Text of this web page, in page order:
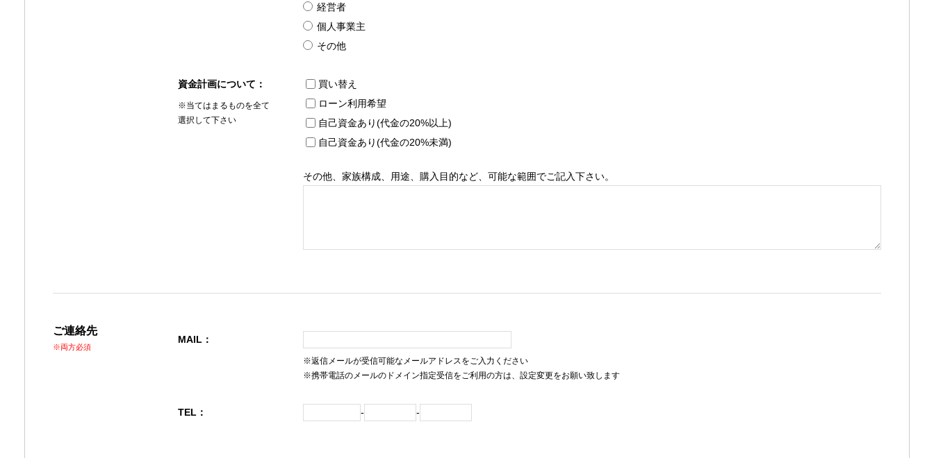
経営者
個人事業主
その他
資金計画について：
※当てはまるものを全て
選択して下さい
買い替え
ローン利用希望
自己資金あり(代金の20%以上)
自己資金あり(代金の20%未満)
その他、家族構成、用途、購入目的など、可能な範囲でご記入下さい。
ご連絡先
※両方必須
MAIL：
※返信メールが受信可能なメールアドレスをご入力ください
※携帯電話のメールのドメイン指定受信をご利用の方は、設定変更をお願い致します
TEL： - -